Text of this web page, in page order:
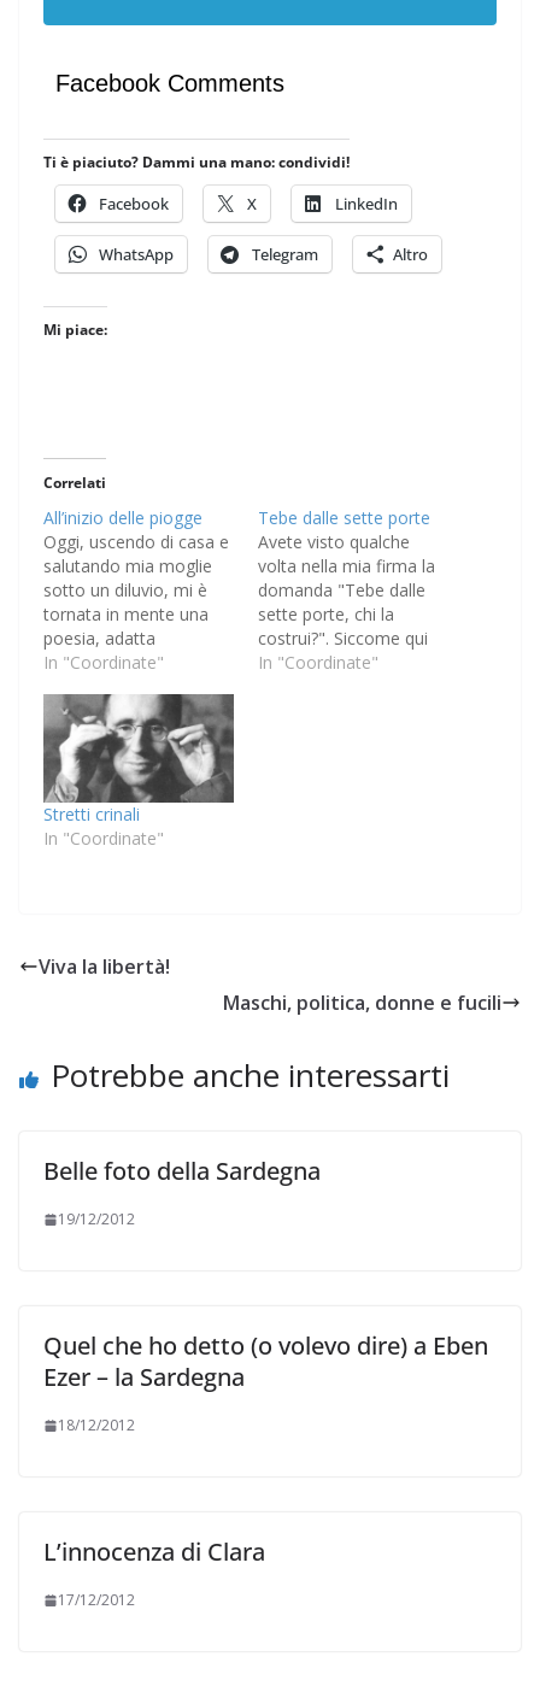
Facebook Comments
Ti è piaciuto? Dammi una mano: condividi!
Facebook X LinkedIn
WhatsApp Telegram Altro
Mi piace:
Correlati
All’inizio delle piogge
Oggi, uscendo di casa e
salutando mia moglie
sotto un diluvio, mi è
tornata in mente una
poesia, adatta
all'autunno e ai giorni di
poesia è, ovviamente, di
Bertolt Brecht: Da
leggere il mattino e la
sera Quello che amo mi
ha detto che ha bisogno
di…
In "Coordinate"
Tebe dalle sette porte
Avete visto qualche
volta nella mia firma la
domanda "Tebe dalle
sette porte, chi la
costrui?". Siccome qui
sulla lista mi avete
In "Coordinate"
Stretti crinali
In "Coordinate"
Viva la libertà!
Maschi, politica, donne e fucili
Potrebbe anche interessarti
Belle foto della Sardegna
19/12/2012
Quel che ho detto (o volevo dire) a Eben
Ezer – la Sardegna
18/12/2012
L’innocenza di Clara
17/12/2012